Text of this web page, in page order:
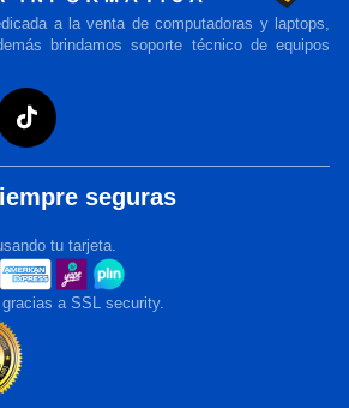
a la venta de computadoras y laptops,
brindamos soporte técnico de equipos
seguras
tu tarjeta.
a SSL security.